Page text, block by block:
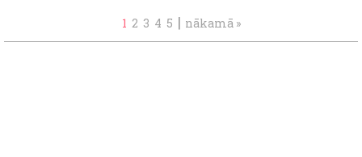
1 2 3 4 5 | nākamā »